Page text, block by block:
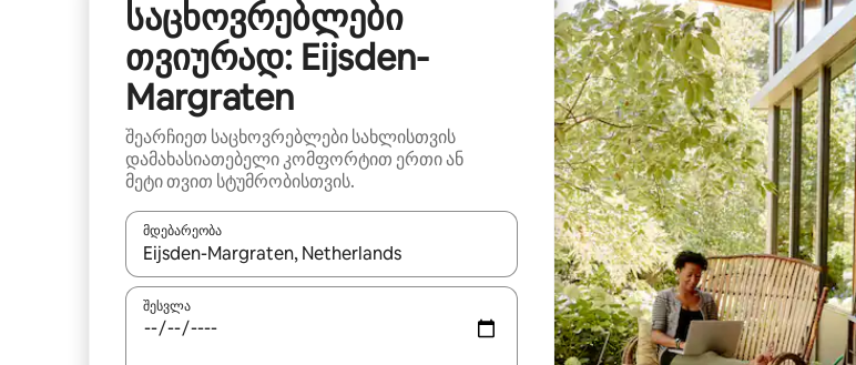
საცხოვრებლები
თვიურად: Eijsden-
Margraten
შეარჩიეთ საცხოვრებლები სახლისთვის
დამახასიათებელი კომფორტით ერთი ან
მეტი თვით სტუმრობისთვის.
მდებარეობა
როცა შედეგები ხელმისაწვდომი გახდება, ნავიგაციისთვის გამოიყენეთ კლავიშები ზემოთ/ქვემოთ
შესვლა